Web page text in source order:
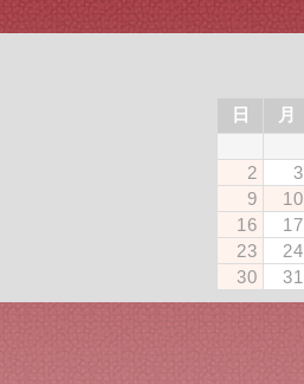
日
月
2
3
9
10
16
17
23
24
30
31